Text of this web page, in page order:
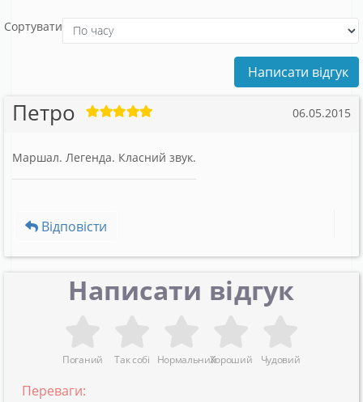
Сортувати
Написати відгук
Петро 06.05.2015
Маршал. Легенда. Класний звук.
Відповісти
Написати відгук
Поганий Так собі НормальнийХороший Чудовий
Переваги: